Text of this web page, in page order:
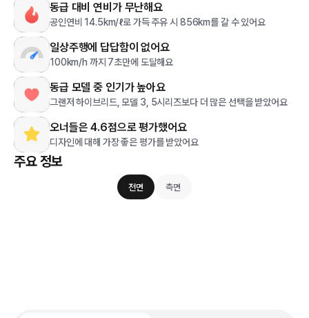
동급 대비 연비가 무난해요
공인연비 14.5km/ℓ로 가득 주유 시 856km를 갈 수 있어요
일상주행에 답답함이 없어요
100km/h 까지 7초만에 도달해요
동급 모델 중 인기가 높아요
그랜저 하이브리드, 모델 3, 5시리즈보다 더 많은 선택을 받았어요
오너들은 4.6점으로 평가했어요
디자인에 대해 가장 좋은 평가를 받았어요
주요 정보
전면 측면